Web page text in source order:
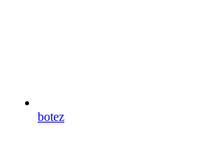
botez